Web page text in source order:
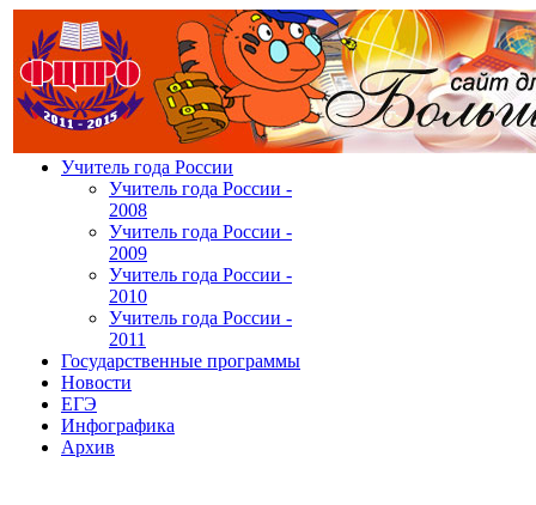
Учитель года России
Учитель года России -
2008
Учитель года России -
2009
Учитель года России -
2010
Учитель года России -
2011
Государственные программы
Новости
ЕГЭ
Инфографика
Архив